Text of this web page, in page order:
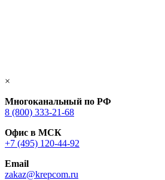
×
Многоканальный по РФ
8 (800) 333‑21-68
Офис в МСК
+7 (495) 120-44-92
Email
zakaz@krepcom.ru